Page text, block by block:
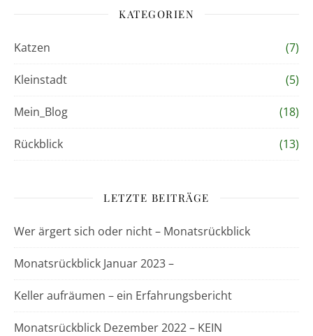
KATEGORIEN
Katzen (7)
Kleinstadt (5)
Mein_Blog (18)
Rückblick (13)
LETZTE BEITRÄGE
Wer ärgert sich oder nicht – Monatsrückblick
Monatsrückblick Januar 2023 –
Keller aufräumen – ein Erfahrungsbericht
Monatsrückblick Dezember 2022 – KEIN